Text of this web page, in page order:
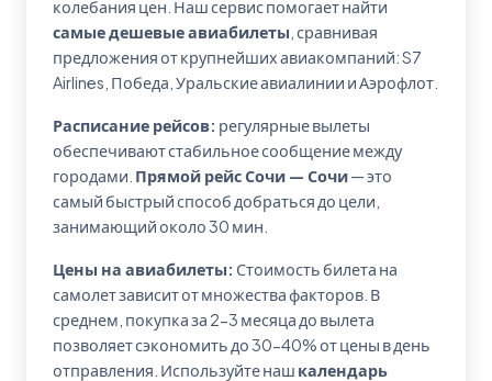
колебания цен. Наш сервис помогает найти
самые дешевые авиабилеты , сравнивая
предложения от крупнейших авиакомпаний: S7
Airlines, Победа, Уральские авиалинии и Аэрофлот.
Расписание рейсов: регулярные вылеты
обеспечивают стабильное сообщение между
городами. Прямой рейс Сочи — Сочи— это
самый быстрый способ добраться до цели,
занимающий около 30 мин.
Цены на авиабилеты: Стоимость билета на
самолет зависит от множества факторов. В
среднем, покупка за 2-3 месяца до вылета
позволяет сэкономить до 30-40% от цены в день
отправления. Используйте наш календарь